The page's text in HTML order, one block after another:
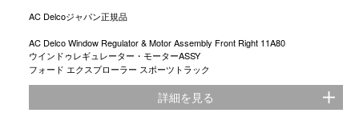
AC Delcoジャパン正規品
AC Delco Window Regulator & Motor Assembly Front Right 11A80
ウインドゥレギュレーター・モーターASSY
フォード エクスプローラー スポーツトラック
詳細を見る